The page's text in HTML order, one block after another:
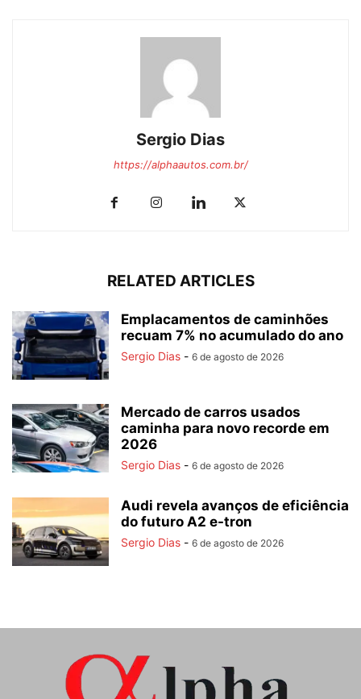
Sergio Dias
https://alphaautos.com.br/
RELATED ARTICLES
Emplacamentos de caminhões
recuam 7% no acumulado do ano
Sergio Dias - 6 de agosto de 2026
Mercado de carros usados
caminha para novo recorde em
2026
Sergio Dias - 6 de agosto de 2026
Audi revela avanços de eficiência
do futuro A2 e-tron
Sergio Dias - 6 de agosto de 2026